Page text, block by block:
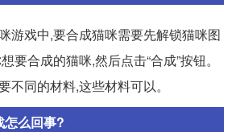
游戏中,要合成猫咪需要先解锁猫咪图
要合成的猫咪,然后点击“合成”按钮。
不同的材料,这些材料可以。
怎么回事?